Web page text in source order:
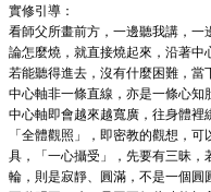
實修引導：
看師父所畫前方，一邊聽我講，
論怎麼燒，就直接燒起來，沿著中
若能聽得進去，沒有什麼困難，當
中心軸非一條直線，亦是一條心知
中心軸即會越來越寬廣，往身體裡
「全體觀照」，即密教的觀想，
具，「一心攝受」，先要有三昧，
輪，則是寂靜、圓滿，不是一個圓